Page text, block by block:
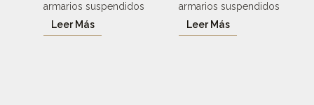
armarios suspendidos
Leer Más
armarios suspendidos
Leer Más